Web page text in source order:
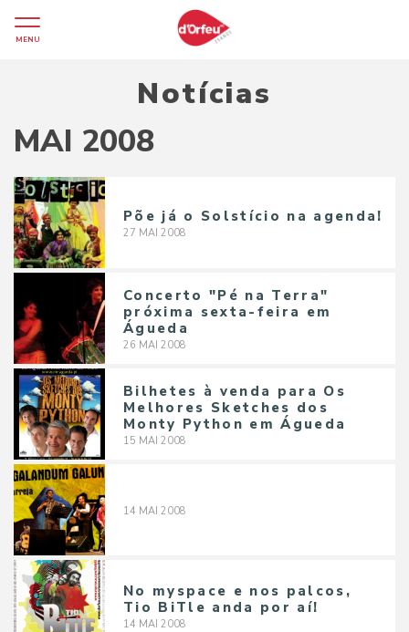
MENU
Notícias
MAI 2008
Põe já o Solstício na agenda!
27 MAI 2008
Concerto "Pé na Terra"
próxima sexta-feira em
Águeda
26 MAI 2008
Bilhetes à venda para Os
Melhores Sketches dos
Monty Python em Águeda‎
15 MAI 2008
14 MAI 2008
No myspace e nos palcos,
Tio BiTle anda por aí!
14 MAI 2008